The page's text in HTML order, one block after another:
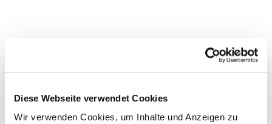
Diese Webseite verwendet Cookies
Wir verwenden Cookies, um Inhalte und Anzeigen zu
Dies könnte Sie auch
interessieren